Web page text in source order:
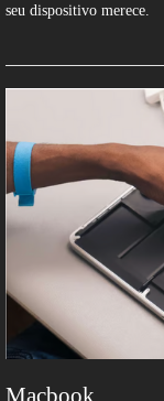
seu dispositivo merece.
Macbook